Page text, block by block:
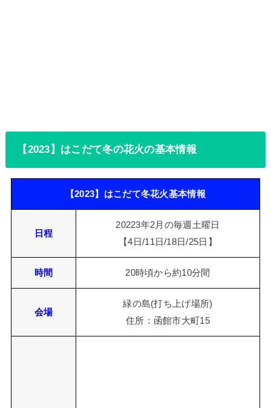
【2023】はこだて冬の花火の基本情報
【2023】はこだて冬花火基本情報
日程
20223年2月の毎週土曜日
【4日/11日/18日/25日】
時間 20時頃から約10分間
会場
緑の島(打ち上げ場所)
住所：函館市大町15